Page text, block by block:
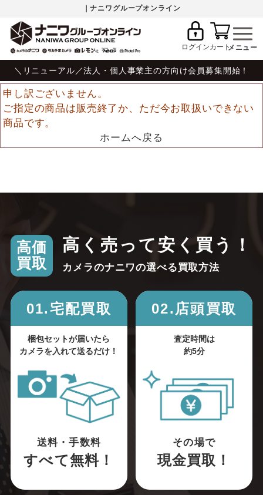
｜ナニワグループオンライン
ログインカート
＼リニューアル／法人・個人事業主の方向け会員募集開始！
申し訳ございません。
ご指定の商品は販売終了か、ただ今お取扱いできない
商品です。
ホームへ戻る
高価
買取
高く売って安く買う！
カメラのナニワの選べる買取方法
01.宅配買取
梱包セットが届いたら
カメラを入れて送るだけ！
送料・手数料
すべて無料！
02.店頭買取
査定時間は
約5分
その場で
現金買取！